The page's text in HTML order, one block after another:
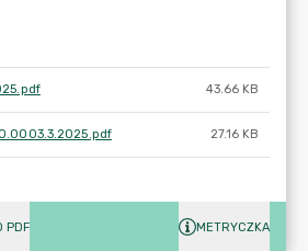
43.66 KB
27.16 KB
PDF METRYCZKA